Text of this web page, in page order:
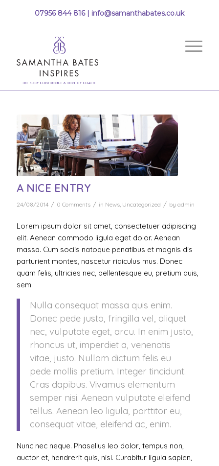
07956 844 816 | info@samanthabates.co.uk
A NICE ENTRY
24/08/2014 / 0 Comments / in News, Uncategorized / by admin
Lorem ipsum dolor sit amet, consectetuer adipiscing
elit. Aenean commodo ligula eget dolor. Aenean
massa. Cum sociis natoque penatibus et magnis dis
parturient montes, nascetur ridiculus mus. Donec
quam felis, ultricies nec, pellentesque eu, pretium quis,
sem.
Nulla consequat massa quis enim.
Donec pede justo, fringilla vel, aliquet
nec, vulputate eget, arcu. In enim justo,
rhoncus ut, imperdiet a, venenatis
vitae, justo. Nullam dictum felis eu
pede mollis pretium. Integer tincidunt.
Cras dapibus. Vivamus elementum
semper nisi. Aenean vulputate eleifend
tellus. Aenean leo ligula, porttitor eu,
consequat vitae, eleifend ac, enim.
Nunc nec neque. Phasellus leo dolor, tempus non,
auctor et, hendrerit quis, nisi. Curabitur ligula sapien,